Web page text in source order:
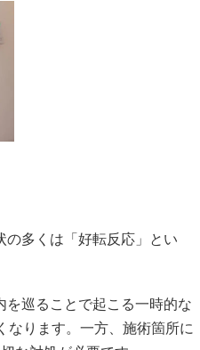
の多くは「好転反応」とい
巡ることで起こる一時的な
なります。一方、施術箇所に